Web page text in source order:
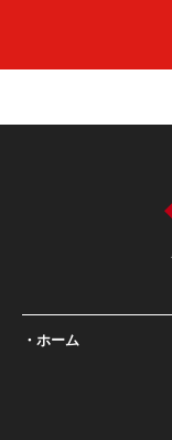
ホーム